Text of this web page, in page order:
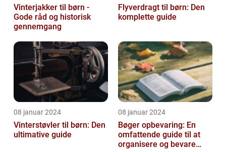
Vinterjakker til børn -
Gode råd og historisk
gennemgang
Flyverdragt til børn: Den
komplette guide
08 januar 2024
Vinterstøvler til børn: Den
ultimative guide
08 januar 2024
Bøger opbevaring: En
omfattende guide til at
organisere og bevare